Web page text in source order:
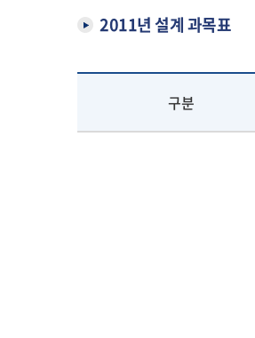
2011년 설계 과목표
구분